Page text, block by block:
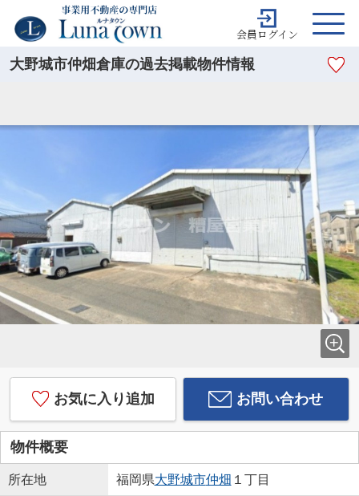
会員ログイン
大野城市仲畑倉庫の過去掲載物件情報
お気に入り追加 お問い合わせ
物件概要
所在地 福岡県大野城市仲畑 １丁目